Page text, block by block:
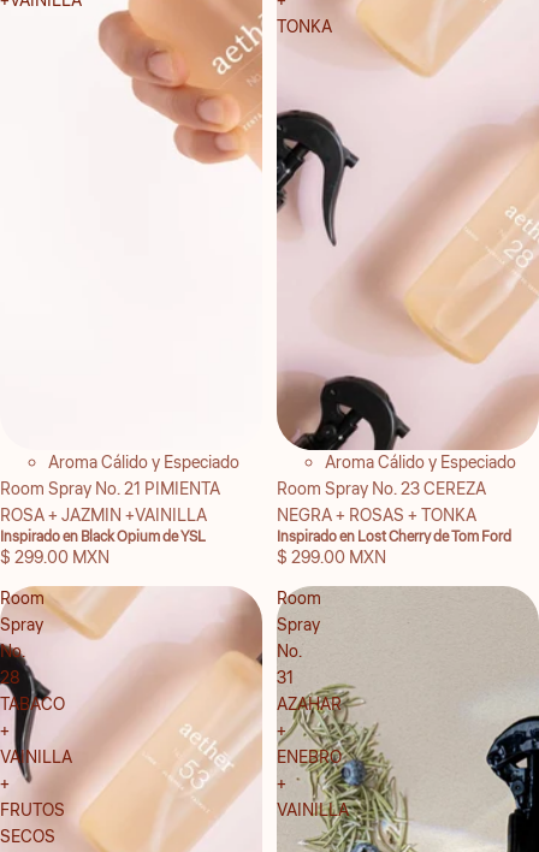
Aroma Cálido y Especiado
Room Spray No. 21 PIMIENTA
ROSA + JAZMIN +VAINILLA
Inspirado en Black Opium de YSL
$ 299.00 MXN
TONKA
Aroma Cálido y Especiado
Room Spray No. 23 CEREZA
NEGRA + ROSAS + TONKA
Inspirado en Lost Cherry de Tom Ford
$ 299.00 MXN
Room
Spray
No.
28
TABACO
+
VAINILLA
+
FRUTOS
SECOS
Room
Spray
No.
31
AZAHAR
+
ENEBRO
+
VAINILLA